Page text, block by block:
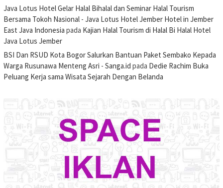
Java Lotus Hotel Gelar Halal Bihalal dan Seminar Halal Tourism
Bersama Tokoh Nasional - Java Lotus Hotel Jember Hotel in Jember
East Java Indonesia pada Kajian Halal Tourism di Halal Bi Halal Hotel
Java Lotus Jember
BSI Dan RSUD Kota Bogor Salurkan Bantuan Paket Sembako Kepada
Warga Rusunawa Menteng Asri - Sanga.id pada Dedie Rachim Buka
Peluang Kerja sama Wisata Sejarah Dengan Belanda